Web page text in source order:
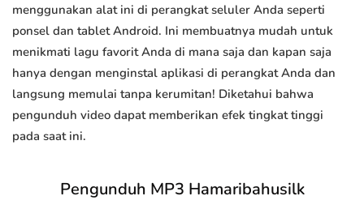
menggunakan alat ini di perangkat seluler Anda seperti
ponsel dan tablet Android. Ini membuatnya mudah untuk
menikmati lagu favorit Anda di mana saja dan kapan saja
hanya dengan menginstal aplikasi di perangkat Anda dan
langsung memulai tanpa kerumitan! Diketahui bahwa
pengunduh video dapat memberikan efek tingkat tinggi
pada saat ini.
Pengunduh MP3 Hamaribahusilk